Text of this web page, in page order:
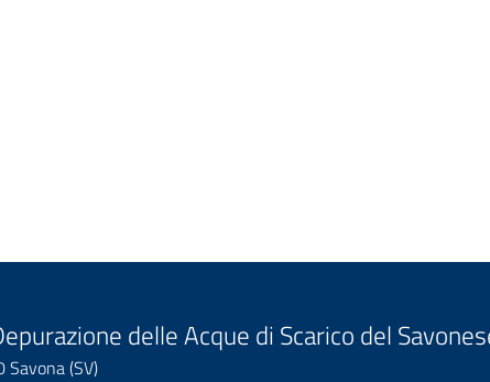
delle Acque di Scarico del
Savona (SV)